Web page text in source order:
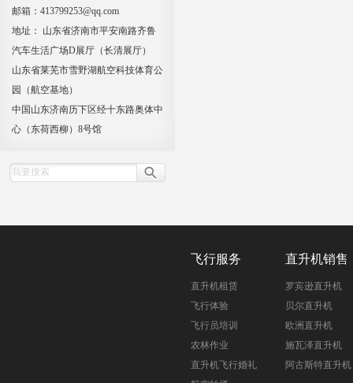
邮箱：413799253@qq.com
地址： 山东省济南市平安南路齐鲁
汽车生活广场D展厅（长清展厅）
山东省莱芜市雪野湖航空科技体育公
园（航空基地）
中国山东济南历下区经十东路奥体中
心（东荷西柳）8号馆
飞行服务
直升机租赁
飞行体验
飞行员培训
农林作业
直升机飞行婚礼
直升机销售
罗宾逊直升机
贝尔直升机
欧洲直升机
施瓦泽直升机
阿古斯特直升机